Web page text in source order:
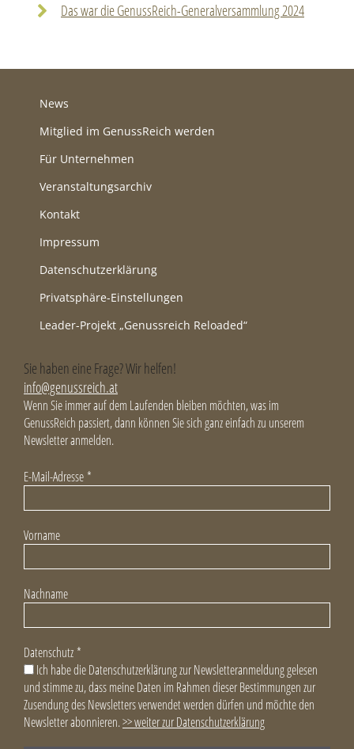
Das war die GenussReich-Generalversammlung 2024
News
Mitglied im GenussReich werden
Für Unternehmen
Veranstaltungsarchiv
Kontakt
Impressum
Datenschutzerklärung
Privatsphäre-Einstellungen
Leader-Projekt „Genussreich Reloaded“
Sie haben eine Frage? Wir helfen!
info@genussreich.at
Wenn Sie immer auf dem Laufenden bleiben möchten, was im
GenussReich passiert, dann können Sie sich ganz einfach zu unserem
Newsletter anmelden.
E-Mail-Adresse *
Vorname
Nachname
Datenschutz *
Ich habe die Datenschutzerklärung zur Newsletteranmeldung gelesen
und stimme zu, dass meine Daten im Rahmen dieser Bestimmungen zur
Zusendung des Newsletters verwendet werden dürfen und möchte den
Newsletter abonnieren.>> weiter zur Datenschutzerklärung